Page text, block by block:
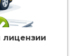
лицензии